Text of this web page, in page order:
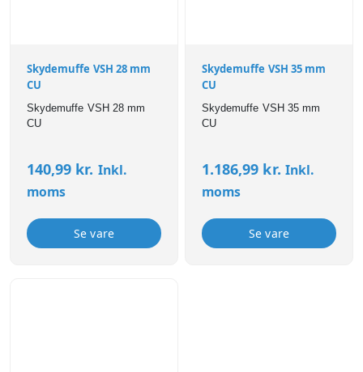
Skydemuffe VSH 28 mm
CU
Skydemuffe VSH 28 mm
CU
140,99 kr. Inkl.
moms
Se vare
Skydemuffe VSH 35 mm
CU
Skydemuffe VSH 35 mm
CU
1.186,99 kr. Inkl.
moms
Se vare